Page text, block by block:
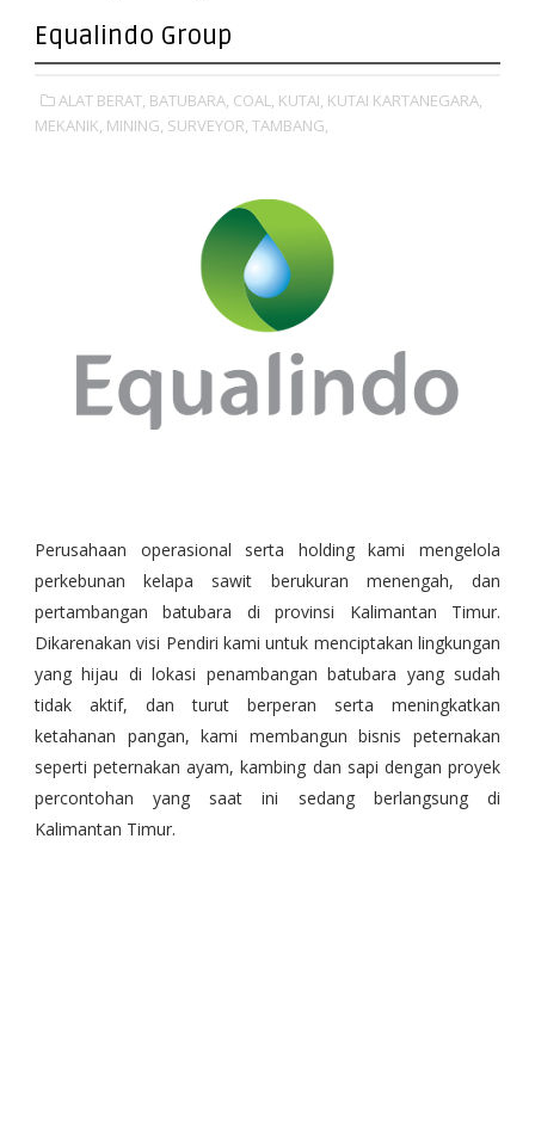
Equalindo Group
ALAT BERAT, BATUBARA, COAL, KUTAI, KUTAI KARTANEGARA,
MEKANIK, MINING, SURVEYOR, TAMBANG,
Perusahaan operasional serta holding kami mengelola
perkebunan kelapa sawit berukuran menengah, dan
pertambangan batubara di provinsi Kalimantan Timur.
Dikarenakan visi Pendiri kami untuk menciptakan lingkungan
yang hijau di lokasi penambangan batubara yang sudah
tidak aktif, dan turut berperan serta meningkatkan
ketahanan pangan, kami membangun bisnis peternakan
seperti peternakan ayam, kambing dan sapi dengan proyek
percontohan yang saat ini sedang berlangsung di
Kalimantan Timur.